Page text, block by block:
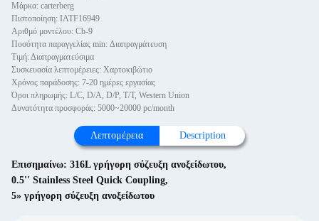
Μάρκα: carterberg
Πιστοποίηση: IATF16949
Αριθμό μοντέλου: Cb-9
Ποσότητα παραγγελίας min: Διαπραγμάτευση
Τιμή: Διαπραγματεύσιμα
Συσκευασία λεπτομέρειες: Χαρτοκιβώτιο
Χρόνος παράδοσης: 7-20 ημέρες εργασίας
Όροι πληρωμής: L/C, D/A, D/P, T/T, Western Union
Δυνατότητα προσφοράς: 5000~20000 pc/month
Λεπτομέρεια Description
Επισημαίνω: 316L γρήγορη σύζευξη ανοξείδωτου,
0.5'' Stainless Steel Quick Coupling,
5» γρήγορη σύζευξη ανοξείδωτου